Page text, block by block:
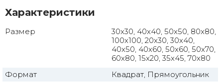
Характеристики
Размер
30x30, 40x40, 50x50, 80x80,
100x100, 20x30, 30x40,
40x50, 40x60, 50x60, 50x70,
60x80, 15x20, 35x45, 70x80
Формат
Квадрат, Прямоугольник